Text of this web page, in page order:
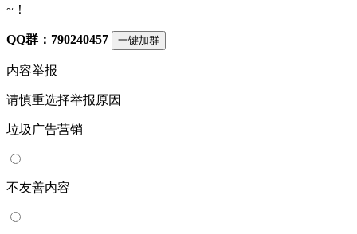
~！
QQ群：790240457 一键加群
内容举报
请慎重选择举报原因
垃圾广告营销
不友善内容